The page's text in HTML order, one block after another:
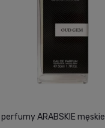
ARABSKIE męskie